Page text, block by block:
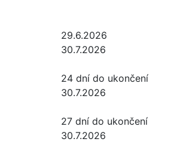
29.6.2026
30.7.2026
24 dní do ukončení
30.7.2026
27 dní do ukončení
30.7.2026